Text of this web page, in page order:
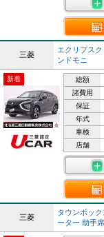
三菱
エクリプス
ンドモニ
新着 総額
諸費用
保証
年式
車検
店舗
三菱
タウンボッ
ーター 助手席